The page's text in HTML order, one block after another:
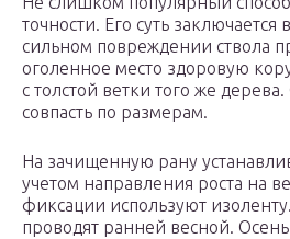
точности. Его суть заключается
сильном повреждении ствола
оголенное место здоровую
с толстой ветки того же
совпасть по размерам.
На зачищенную рану
учетом направления роста на
фиксации используют
проводят ранней весной.